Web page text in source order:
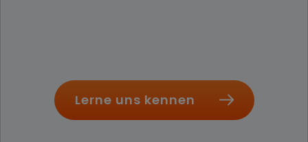
Lerne uns kennen